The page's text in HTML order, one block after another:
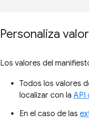
Personaliza
Los valores del
Todos los valores
localizar con la API
En el caso de las